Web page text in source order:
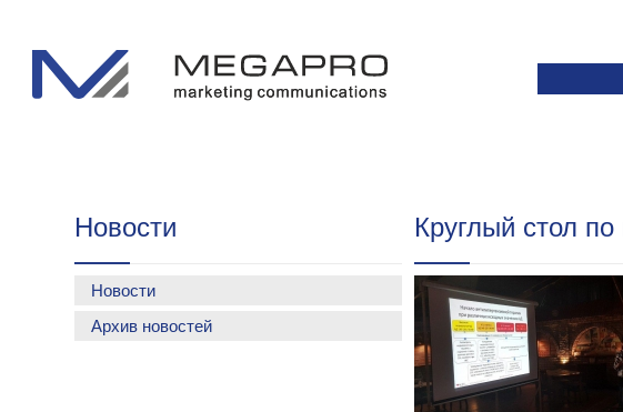
Круглый стол по
Новости
Новости
Архив новостей